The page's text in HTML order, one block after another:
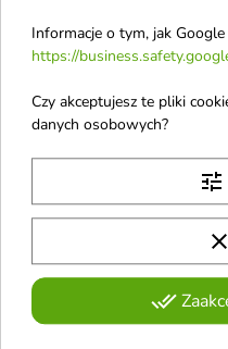
regenerację skóry oraz wzmacnia
jej barierę ochronną

favorite_border
feedSKIN łagodzący
Eliksir do twarzy z
Wąkrotką azjatycką 30
Informacje o tym, jak
https://
Czy akceptujesz te pliki
danych osobowych?
tune
clear
done_all